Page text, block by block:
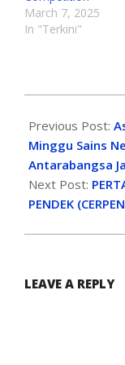
March 7, 2025
In "Terkini"
Previous Post:
Minggu Sains
Antarabangsa
Next Post:
PENDEK
LEAVE A REPLY